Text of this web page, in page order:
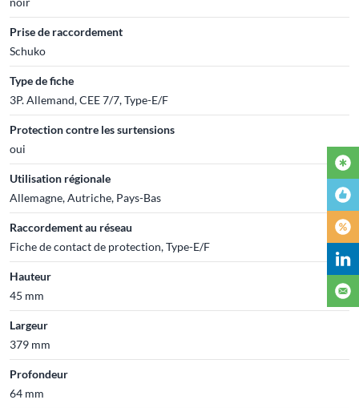
Prise de raccordement
Schuko
Type de fiche
3P. Allemand, CEE 7/7, Type-E/F
Protection contre les surtensions
oui
Utilisation régionale
Allemagne, Autriche, Pays-Bas
Raccordement au réseau
Fiche de contact de protection, Type-E/F
Hauteur
45 mm
Largeur
379 mm
Profondeur
64 mm